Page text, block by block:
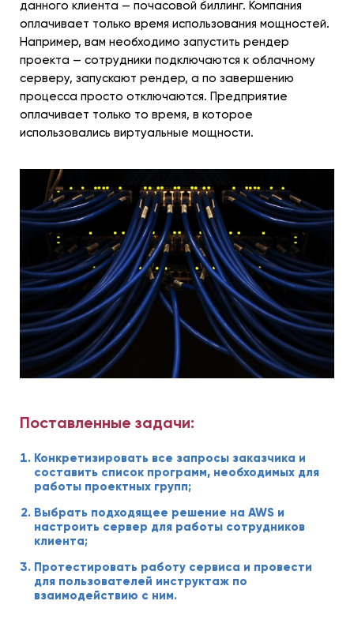
данного клиента — почасовой биллинг. Компания
оплачивает только время использования мощностей.
Например, вам необходимо запустить рендер
проекта — сотрудники подключаются к облачному
серверу, запускают рендер, а по завершению
процесса просто отключаются. Предприятие
оплачивает только то время, в которое
использовались виртуальные мощности.
Поставленные задачи:
Конкретизировать все запросы заказчика и
составить список программ, необходимых для
работы проектных групп;
Выбрать подходящее решение на AWS и
настроить сервер для работы сотрудников
клиента;
Протестировать работу сервиса и провести
для пользователей инструктаж по
взаимодействию с ним.